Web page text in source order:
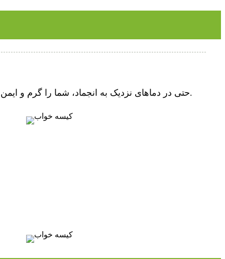
حتی در دماهای نزدیک به انجماد، شما را گرم و ایمن نگه می‌دارد. فناوری دولایه ضد آب، شما را در شرایط مرطوب گرم نگه می‌دارد و از خیس شدن شما جلوگیری می‌کند.